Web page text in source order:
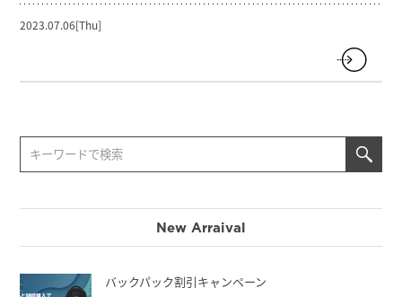
2023.07.06[Thu]
New Arraival
バックパック割引キャンペーン